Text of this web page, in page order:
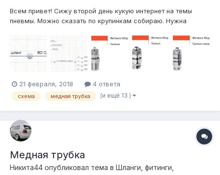
Всем привет! Сижу второй день кукую интернет на темы
пневмы. Можно сказать по крупинкам собираю. Нужна
качественная, шоб не надо было каждую неделю в ней
копаться, стабильноработающая. Вот вроде собрал более
менее, сделал вы...
21 февраля, 2018 4 ответа
схема медная трубка (и ещё 13 )
Медная трубка
Никита44 опубликовал тема в Шланги, фитинги,